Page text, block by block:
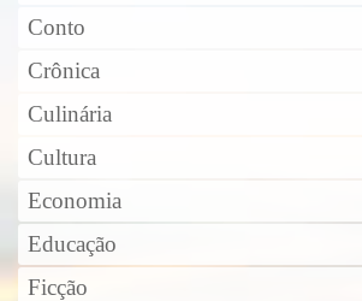
Conto
Crônica
Culinária
Cultura
Economia
Educação
Ficção